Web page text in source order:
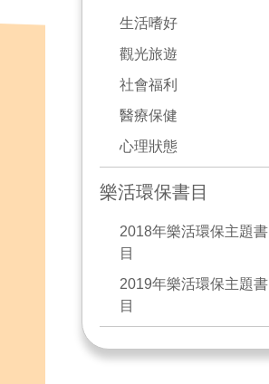
生活嗜好
觀光旅遊
社會福利
醫療保健
心理狀態
樂活環保書目
2018年樂活環保主題書
目
2019年樂活環保主題書
目